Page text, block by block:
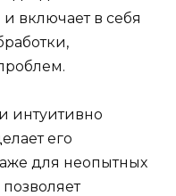
включает в себя
интуитивно
его
для неопытных